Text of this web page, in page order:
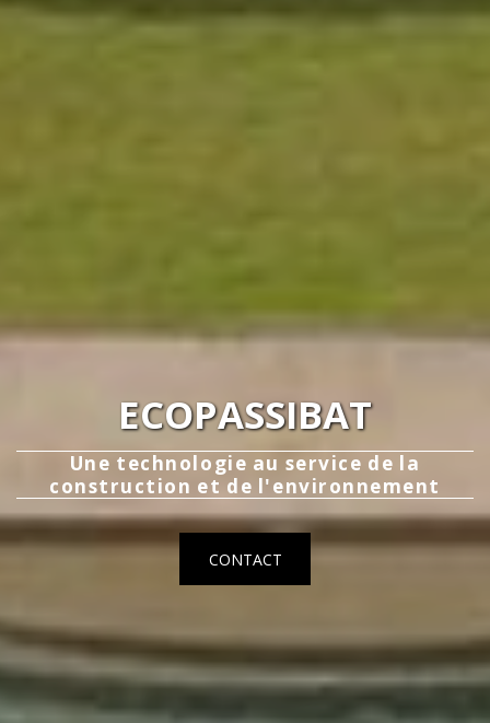
ECOPASSIBAT
Une technologie au service de la
construction et de l'environnement
CONTACT